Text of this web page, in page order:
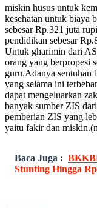
miskin husus untuk
kesehatan untuk biaya
sebesar Rp.321 juta
pendidikan sebesar
Untuk gharimin dari
orang yang berpropesi
guru.Adanya sentuhan
yang selama ini
dapat mengeluarkan
banyak sumber ZIS
pemberian ZIS yang
yaitu fakir dan
Baca Juga :
Stunting Hingga